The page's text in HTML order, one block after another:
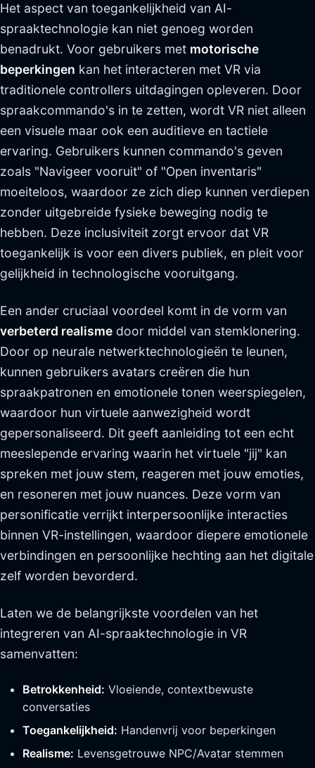
Het aspect van toegankelijkheid van AI-
spraaktechnologie kan niet genoeg worden
benadrukt. Voor gebruikers met motorische
beperkingen kan het interacteren met VR via
traditionele controllers uitdagingen opleveren. Door
spraakcommando's in te zetten, wordt VR niet alleen
een visuele maar ook een auditieve en tactiele
ervaring. Gebruikers kunnen commando's geven
zoals "Navigeer vooruit" of "Open inventaris"
moeiteloos, waardoor ze zich diep kunnen verdiepen
zonder uitgebreide fysieke beweging nodig te
hebben. Deze inclusiviteit zorgt ervoor dat VR
toegankelijk is voor een divers publiek, en pleit voor
gelijkheid in technologische vooruitgang.
Een ander cruciaal voordeel komt in de vorm van
verbeterd realisme door middel van stemklonering.
Door op neurale netwerktechnologieën te leunen,
kunnen gebruikers avatars creëren die hun
spraakpatronen en emotionele tonen weerspiegelen,
waardoor hun virtuele aanwezigheid wordt
gepersonaliseerd. Dit geeft aanleiding tot een echt
meeslepende ervaring waarin het virtuele "jij" kan
spreken met jouw stem, reageren met jouw emoties,
en resoneren met jouw nuances. Deze vorm van
personificatie verrijkt interpersoonlijke interacties
binnen VR-instellingen, waardoor diepere emotionele
verbindingen en persoonlijke hechting aan het digitale
zelf worden bevorderd.
Laten we de belangrijkste voordelen van het
integreren van AI-spraaktechnologie in VR
samenvatten:
Betrokkenheid: Vloeiende, contextbewuste
conversaties
Toegankelijkheid: Handenvrij voor beperkingen
Realisme: Levensgetrouwe NPC/Avatar stemmen